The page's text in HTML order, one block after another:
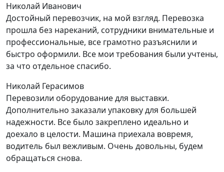
Николай Иванович
Достойный перевозчик, на мой взгляд. Перевозка
прошла без нареканий, сотрудники внимательные и
профессиональные, все грамотно разъяснили и
быстро оформили. Все мои требования были учтены,
за что отдельное спасибо.
Николай Герасимов
Перевозили оборудование для выставки.
Дополнительно заказали упаковку для большей
надежности. Все было закреплено идеально и
доехало в целости. Машина приехала вовремя,
водитель был вежливым. Очень довольны, будем
обращаться снова.